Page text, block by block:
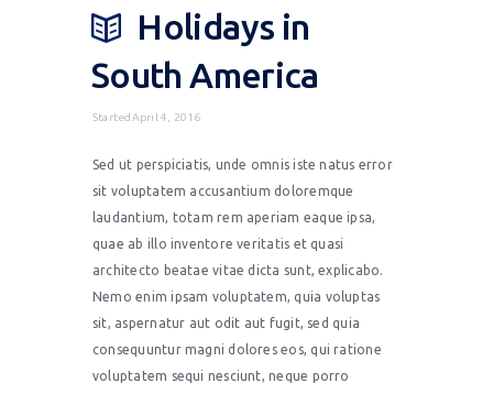
Holidays in
South America
StartedApril 4, 2016
Sed ut perspiciatis, unde omnis iste natus error
sit voluptatem accusantium doloremque
laudantium, totam rem aperiam eaque ipsa,
quae ab illo inventore veritatis et quasi
architecto beatae vitae dicta sunt, explicabo.
Nemo enim ipsam voluptatem, quia voluptas
sit, aspernatur aut odit aut fugit, sed quia
consequuntur magni dolores eos, qui ratione
voluptatem sequi nesciunt, neque porro